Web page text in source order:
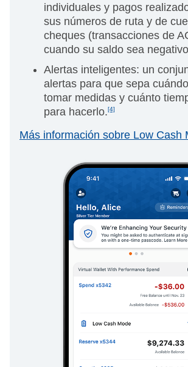
individuales y pagos
sus números de ruta y de
cheques (transacciones de
cuando su saldo sea
Alertas inteligentes: un
alertas para que sepa
tomar medidas y cuánto
para hacerlo.[4]
Más información sobre Low Cash